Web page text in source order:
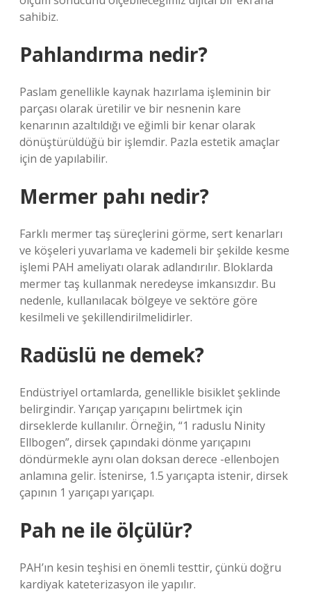
sahibiz.
Pahlandırma nedir?
Paslam genellikle kaynak hazırlama işleminin bir
parçası olarak üretilir ve bir nesnenin kare
kenarının azaltıldığı ve eğimli bir kenar olarak
dönüştürüldüğü bir işlemdir. Pazla estetik amaçlar
için de yapılabilir.
Mermer pahı nedir?
Farklı mermer taş süreçlerini görme, sert kenarları
ve köşeleri yuvarlama ve kademeli bir şekilde kesme
işlemi PAH ameliyatı olarak adlandırılır. Bloklarda
mermer taş kullanmak neredeyse imkansızdır. Bu
nedenle, kullanılacak bölgeye ve sektöre göre
kesilmeli ve şekillendirilmelidirler.
Radüslü ne demek?
Endüstriyel ortamlarda, genellikle bisiklet şeklinde
belirgindir. Yarıçap yarıçapını belirtmek için
dirseklerde kullanılır. Örneğin, “1 raduslu Ninity
Ellbogen”, dirsek çapındaki dönme yarıçapını
döndürmekle aynı olan doksan derece -ellenbojen
anlamına gelir. İstenirse, 1.5 yarıçapta istenir, dirsek
çapının 1 yarıçapı yarıçapı.
Pah ne ile ölçülür?
PAH’ın kesin teşhisi en önemli testtir, çünkü doğru
kardiyak kateterizasyon ile yapılır.